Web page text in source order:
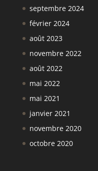
septembre 2024
février 2024
août 2023
novembre 2022
août 2022
mai 2022
mai 2021
janvier 2021
novembre 2020
octobre 2020